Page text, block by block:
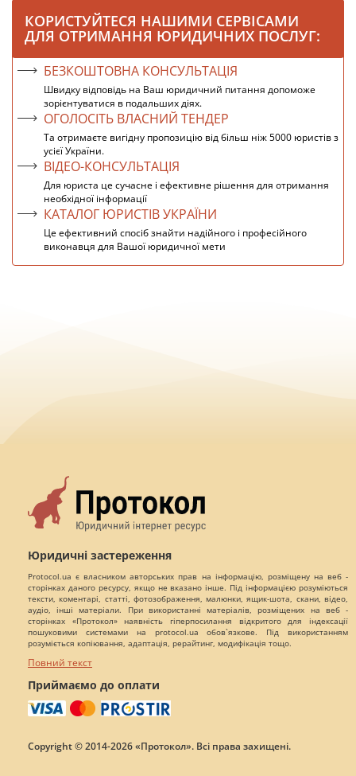
КОРИСТУЙТЕСЯ НАШИМИ СЕРВІСАМИ
ДЛЯ ОТРИМАННЯ ЮРИДИЧНИХ ПОСЛУГ:
БЕЗКОШТОВНА КОНСУЛЬТАЦІЯ
Швидку відповідь на Ваш юридичний питання допоможе
зорієнтуватися в подальших діях.
ОГОЛОСІТЬ ВЛАСНИЙ ТЕНДЕР
Та отримаєте вигідну пропозицію від більш ніж 5000 юристів з
усієї України.
ВІДЕО-КОНСУЛЬТАЦІЯ
Для юриста це сучасне і ефективне рішення для отримання
необхідної інформації
КАТАЛОГ ЮРИСТІВ УКРАЇНИ
Це ефективний спосіб знайти надійного і професійного
виконавця для Вашої юридичної мети
Юридичні застереження
Protocol.ua є власником авторських прав на інформацію, розміщену на веб -
сторінках даного ресурсу, якщо не вказано інше. Під інформацією розуміються
тексти, коментарі, статті, фотозображення, малюнки, ящик-шота, скани, відео,
аудіо, інші матеріали. При використанні матеріалів, розміщених на веб -
сторінках «Протокол» наявність гіперпосилання відкритого для індексації
пошуковими системами на protocol.ua обов`язкове. Під використанням
розуміється копіювання, адаптація, рерайтинг, модифікація тощо.
Повний текст
Приймаємо до оплати
Copyright © 2014-2026 «Протокол». Всі права захищені.